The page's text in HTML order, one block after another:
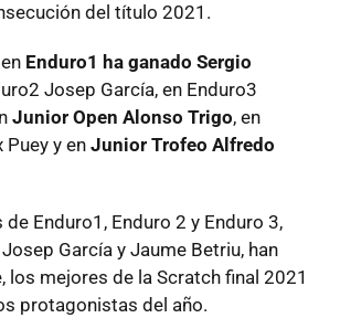
del título 2021.
Enduro1 ha ganado Sergio
Josep García, en Enduro3
Junior Open Alonso Trigo, en
y en Junior Trofeo Alfredo
Enduro1, Enduro 2 y Enduro 3,
García y Jaume Betriu, han
los mejores de la Scratch final 2021
protagonistas del año.